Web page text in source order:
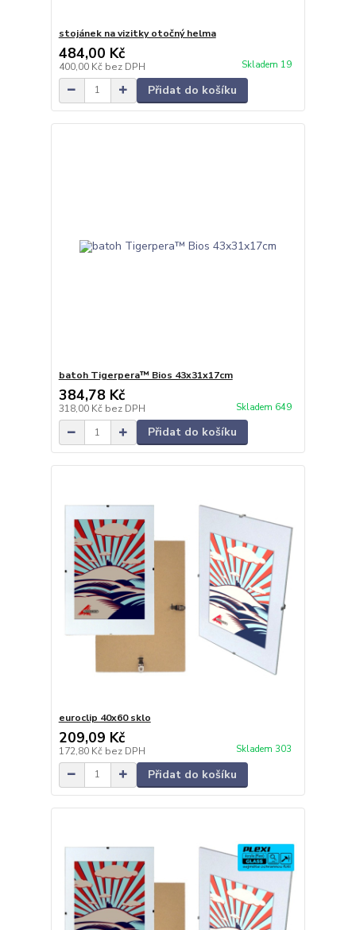
stojánek na vizitky otočný helma
484,00 Kč
400,00 Kč bez DPH Skladem 19
Přidat do košíku
batoh Tigerpera™ Bios 43x31x17cm
384,78 Kč
318,00 Kč bez DPH Skladem 649
Přidat do košíku
euroclip 40x60 sklo
209,09 Kč
172,80 Kč bez DPH Skladem 303
Přidat do košíku